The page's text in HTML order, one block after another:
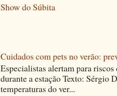
Show do Súbita
Cuidados com pets no verão:
Especialistas alertam para
durante a estação Texto: Sérgio
temperaturas do ver...